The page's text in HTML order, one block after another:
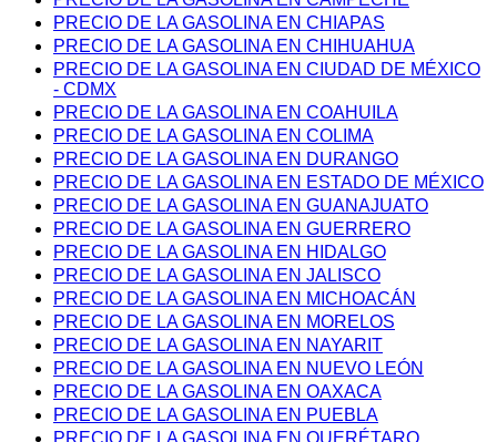
PRECIO DE LA GASOLINA EN CHIAPAS
PRECIO DE LA GASOLINA EN CHIHUAHUA
PRECIO DE LA GASOLINA EN CIUDAD DE MÉXICO
- CDMX
PRECIO DE LA GASOLINA EN COAHUILA
PRECIO DE LA GASOLINA EN COLIMA
PRECIO DE LA GASOLINA EN DURANGO
PRECIO DE LA GASOLINA EN ESTADO DE MÉXICO
PRECIO DE LA GASOLINA EN GUANAJUATO
PRECIO DE LA GASOLINA EN GUERRERO
PRECIO DE LA GASOLINA EN HIDALGO
PRECIO DE LA GASOLINA EN JALISCO
PRECIO DE LA GASOLINA EN MICHOACÁN
PRECIO DE LA GASOLINA EN MORELOS
PRECIO DE LA GASOLINA EN NAYARIT
PRECIO DE LA GASOLINA EN NUEVO LEÓN
PRECIO DE LA GASOLINA EN OAXACA
PRECIO DE LA GASOLINA EN PUEBLA
PRECIO DE LA GASOLINA EN QUERÉTARO